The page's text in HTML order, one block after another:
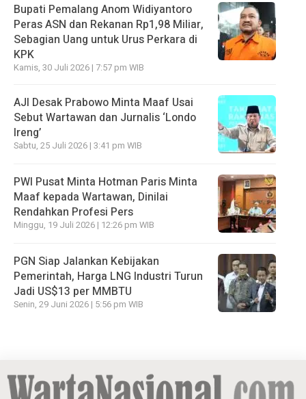
Bupati Pemalang Anom Widiyantoro
Peras ASN dan Rekanan Rp1,98 Miliar,
Sebagian Uang untuk Urus Perkara di
KPK
Kamis, 30 Juli 2026 | 7:57 pm WIB
AJI Desak Prabowo Minta Maaf Usai
Sebut Wartawan dan Jurnalis ‘Londo
Ireng’
Sabtu, 25 Juli 2026 | 3:41 pm WIB
PWI Pusat Minta Hotman Paris Minta
Maaf kepada Wartawan, Dinilai
Rendahkan Profesi Pers
Minggu, 19 Juli 2026 | 12:26 pm WIB
PGN Siap Jalankan Kebijakan
Pemerintah, Harga LNG Industri Turun
Jadi US$13 per MMBTU
Senin, 29 Juni 2026 | 5:56 pm WIB